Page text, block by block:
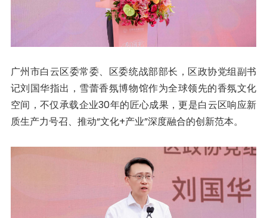
广州市白云区委常委、区委统战部部长，区政协党组副书
记刘国华指出，雪蕾香氛博物馆作为全球领先的香氛文化
空间，不仅承载企业30年的匠心成果，更是白云区响应新
质生产力号召、推动“文化+产业”深度融合的创新范本。